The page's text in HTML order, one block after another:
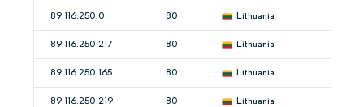
89.116.250.0 80 Lithuania
89.116.250.217 80 Lithuania
89.116.250.165 80 Lithuania
89.116.250.219 80 Lithuania